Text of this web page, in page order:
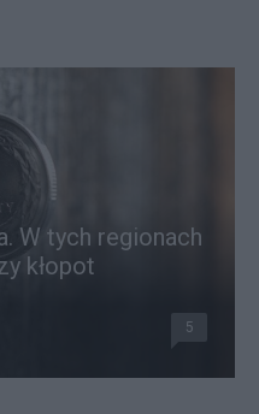
W tych regionach
kłopot
5